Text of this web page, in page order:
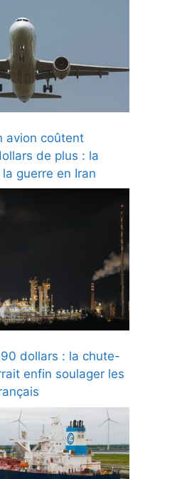
avion coûtent
de plus : la
guerre en Iran
dollars : la chute-
enfin soulager les